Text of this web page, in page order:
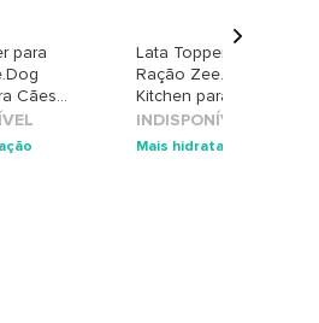
para
Cães
Lata Topper para
Ração Zee.Dog
Kitchen para Cães
sabor Frango
INDISPONÍVEL
Mais hidratação